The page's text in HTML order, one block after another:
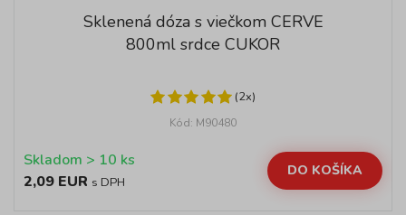
Sklenená dóza s viečkom CERVE
800ml srdce CUKOR
(2x)
Kód: M90480
Skladom > 10 ks
2,09 EUR s DPH
DO KOŠÍKA